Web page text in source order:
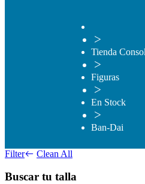
>
Tienda
>
Figuras
>
En Stock
>
Ban-Dai
Filter Clean All
Buscar tu talla